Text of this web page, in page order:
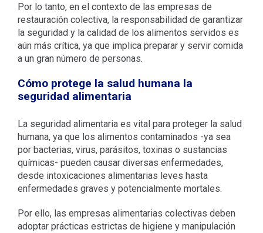
Por lo tanto, en el contexto de las empresas de
restauración colectiva, la responsabilidad de garantizar
la seguridad y la calidad de los alimentos servidos es
aún más crítica, ya que implica preparar y servir comida
a un gran número de personas.
Cómo protege la salud humana la
seguridad alimentaria
La seguridad alimentaria es vital para proteger la salud
humana, ya que los alimentos contaminados -ya sea
por bacterias, virus, parásitos, toxinas o sustancias
químicas- pueden causar diversas enfermedades,
desde intoxicaciones alimentarias leves hasta
enfermedades graves y potencialmente mortales.
Por ello, las empresas alimentarias colectivas deben
adoptar prácticas estrictas de higiene y manipulación